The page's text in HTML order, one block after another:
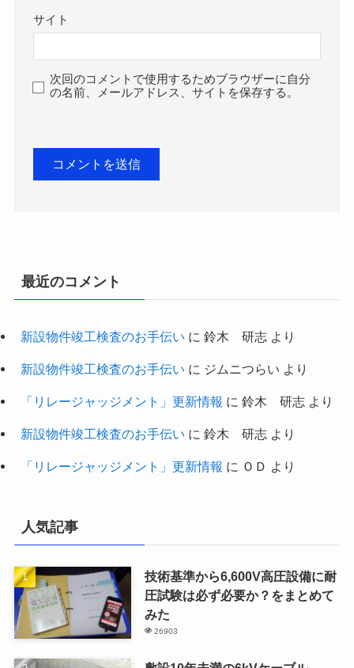
サイト
次回のコメントで使用するためブラウザーに自分
の名前、メールアドレス、サイトを保存する。
最近のコメント
新設物件竣工検査のお手伝い に 鈴木 研志より
新設物件竣工検査のお手伝い に ジムニつらい より
「リレージャッジメント」更新情報 に 鈴木 研志より
新設物件竣工検査のお手伝い に 鈴木 研志より
「リレージャッジメント」更新情報 に ＯＤ より
人気記事
技術基準から6,600V高圧設備に耐
圧試験は必ず必要か？をまとめて
みた
26903